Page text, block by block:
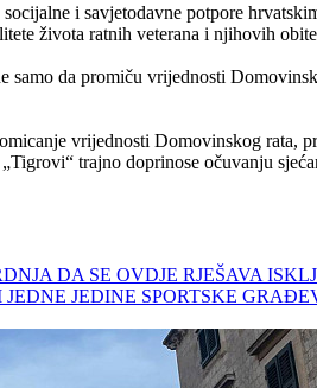
i savjetodavne potpore
života ratnih veterana i njihovih
da promiču vrijednosti
vrijednosti Domovinskog rata,
trajno doprinose očuvanju
DA SE OVDJE RJEŠAVA
JEDINE SPORTSKE